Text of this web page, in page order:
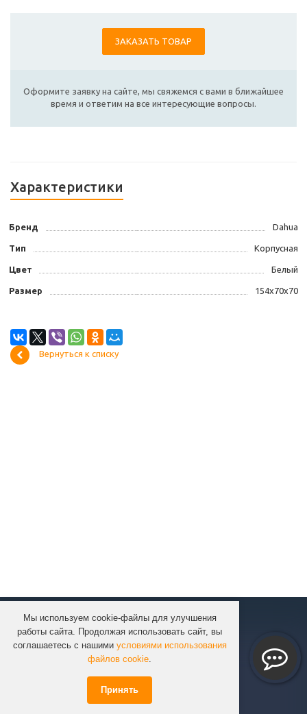
Мы используем cookie-файлы для улучшения
работы сайта. Продолжая использовать сайт, вы
соглашаетесь с нашими условиями использования
файлов cookie.
Принять
ЗАКАЗАТЬ ТОВАР
Оформите заявку на сайте, мы свяжемся с вами в ближайшее
время и ответим на все интересующие вопросы.
Характеристики
Бренд Dahua
Тип Корпусная
Цвет Белый
Размер 154х70х70
Вернуться к списку
КОМПАНИЯ
КАТАЛОГ
УСЛУГИ
ИНФОРМАЦИЯ